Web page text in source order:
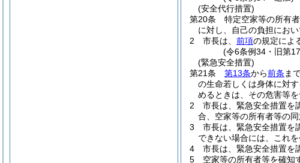
(安全代行措置)
第20条
特定空家等の所有
に対し、自己の負担にお
2
市長は、 前項の規定によ
(令6条例34・旧第
(緊急安全措置)
第21条
第13条から前条 ま
の生命若しくは身体に対
めるときは、その危害等
2
市長は、緊急安全措置を
合、空家等の所有者等の
3
市長は、緊急安全措置を
できない場合には、これ
4
市長は、緊急安全措置を
5
空家等の所有者等を確知